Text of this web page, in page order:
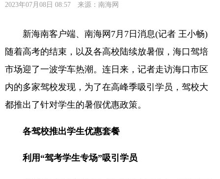
2023年07月08日 08:57 来源： 南海网
新海南客户端、南海网7月7日消息(记者 王小畅)
随着高考的结束，以及各高校陆续放暑假，海口驾培
市场迎了一波学车热潮。连日来，记者走访海口市区
内的多家驾校发现，为了在高峰季吸引学员，驾校大
都推出了针对学生的暑假优惠政策。
各驾校推出学生优惠套餐
利用“驾考学生专场”吸引学员